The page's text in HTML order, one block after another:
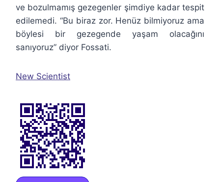
ve bozulmamış gezegenler şimdiye kadar tespit
edilemedi. “Bu biraz zor. Henüz bilmiyoruz ama
böylesi bir gezegende yaşam olacağını
sanıyoruz” diyor Fossati.
New Scientist